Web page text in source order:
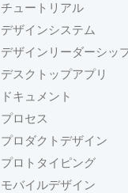
チュートリアル
デザインシステム
デザインリーダーシッ
デスクトップアプリ
ドキュメント
プロセス
プロダクトデザイン
プロトタイピング
モバイルデザイン